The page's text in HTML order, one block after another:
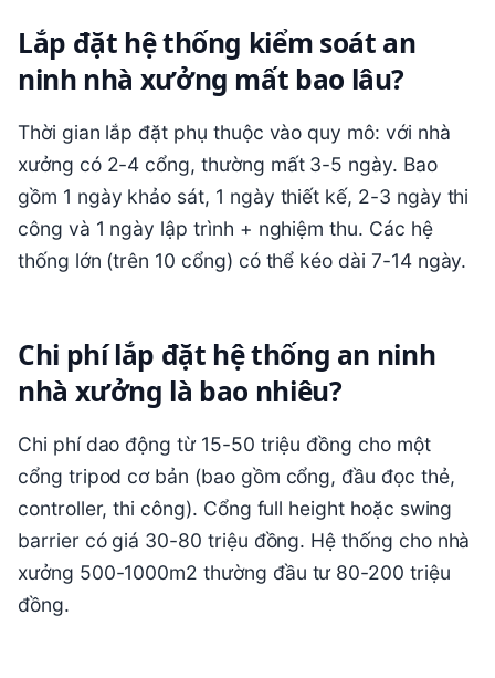
Lắp đặt hệ thống kiểm soát an
ninh nhà xưởng mất bao lâu?
Thời gian lắp đặt phụ thuộc vào quy mô: với nhà
xưởng có 2-4 cổng, thường mất 3-5 ngày. Bao
gồm 1 ngày khảo sát, 1 ngày thiết kế, 2-3 ngày thi
công và 1 ngày lập trình + nghiệm thu. Các hệ
thống lớn (trên 10 cổng) có thể kéo dài 7-14 ngày.
Chi phí lắp đặt hệ thống an ninh
nhà xưởng là bao nhiêu?
Chi phí dao động từ 15-50 triệu đồng cho một
cổng tripod cơ bản (bao gồm cổng, đầu đọc thẻ,
controller, thi công). Cổng full height hoặc swing
barrier có giá 30-80 triệu đồng. Hệ thống cho nhà
xưởng 500-1000m2 thường đầu tư 80-200 triệu
đồng.